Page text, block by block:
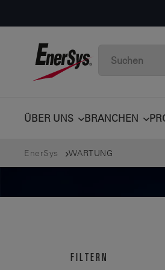
ÜBER UNS BRANCHEN
EnerSys WARTUNG
FILTERN